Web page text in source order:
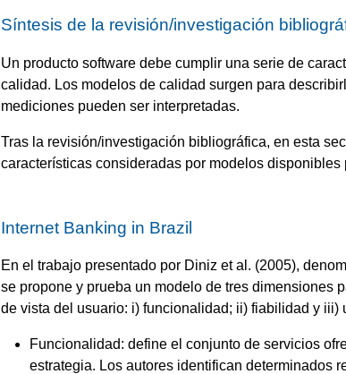
Síntesis de la revisión/investigación
Un producto software debe cumplir una serie de
calidad. Los modelos de calidad surgen para
mediciones pueden ser interpretadas.
Tras la revisión/investigación bibliográfica, en esta
características consideradas por modelos
Internet Banking in Brazil
En el trabajo presentado por Diniz et al. (2005),
se propone y prueba un modelo de tres dimensiones
de vista del usuario: i) funcionalidad; ii) fiabilidad y iii)
Funcionalidad: define el conjunto de servicios
estrategia. Los autores identifican determinados